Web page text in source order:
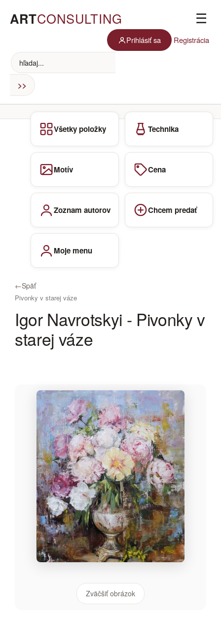
ARTCONSULTING ☰
Prihlásiť sa Registrácia
Všetky položky Technika
Motív Cena
Zoznam autorov Chcem predať
Moje menu
←Späť
Pivonky v starej váze
Igor Navrotskyi - Pivonky v
starej váze
Zväčšiť obrázok